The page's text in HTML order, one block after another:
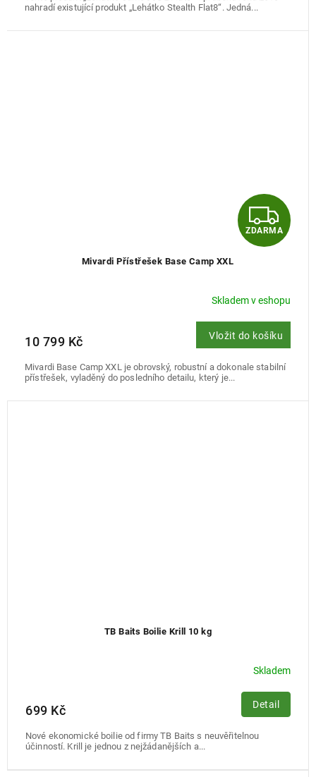
nahradí existující produkt „Lehátko Stealth Flat8“. Jedná...
Z
D
R
M
A
ZDARMA
Mivardi Přístřešek Base Camp XXL
Skladem v eshopu
10 799 Kč Vložit do košíku
Mivardi Base Camp XXL je obrovský, robustní a dokonale stabilní
přístřešek, vyladěný do posledního detailu, který je...
TB Baits Boilie Krill 10 kg
Skladem
699 Kč Detail
Nové ekonomické boilie od firmy TB Baits s neuvěřitelnou
účinností. Krill je jednou z nejžádanějších a...